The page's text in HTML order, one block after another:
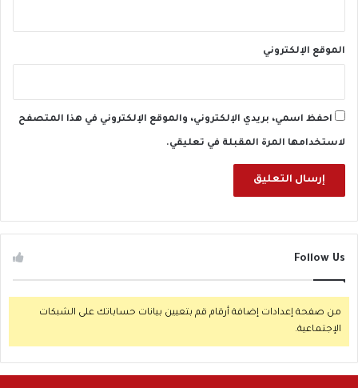
الموقع الإلكتروني
احفظ اسمي، بريدي الإلكتروني، والموقع الإلكتروني في هذا المتصفح
لاستخدامها المرة المقبلة في تعليقي.
Follow Us
من صفحة إعدادات إضافة أرقام قم بتعيين بيانات حساباتك على الشبكات
الإجتماعية.